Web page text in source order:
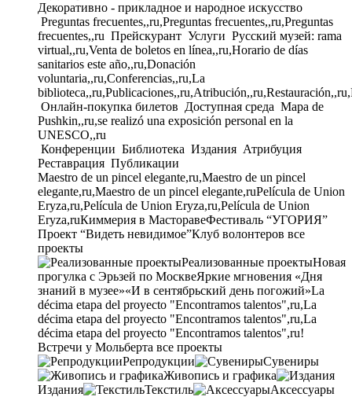
Декоративно - прикладное и народное искусство
Preguntas frecuentes,,ru,Preguntas frecuentes,,ru,Preguntas
frecuentes,,ru Прейскурант Услуги Русский музей: rama
virtual,,ru,Venta de boletos en línea,,ru,Horario de días
sanitarios este año,,ru,Donación
voluntaria,,ru,Conferencias,,ru,La
Онлайн-покупка билетов Доступная среда Mapa de
Pushkin,,ru,se realizó una exposición personal en la
UNESCO,,ru
Конференции Библиотека Издания Атрибуция
Реставрация Публикации
Maestro de un pincel elegante,ru,Maestro de un pincel
elegante,ru,Maestro de un pincel elegante,ruPelícula de Union
Eryza,ru,Película de Union Eryza,ru,Película de Union
Eryza,ruКиммерия в МасторавеФестиваль “УГОРИЯ”
Проект “Видеть невидимое”Клуб волонтеров все
проекты
Реализованные проектыНовая
прогулка с Эрьзей по МосквеЯркие мгновения «Дня
знаний в музее»«И в сентябрьский день погожий»La
décima etapa del proyecto "Encontramos talentos",ru,La
décima etapa del proyecto "Encontramos talentos",ru,La
décima etapa del proyecto "Encontramos talentos",ru!
Встречи у Мольберта все проекты
Репродукции
Сувениры
Живопись и графика
Издания
Текстиль Аксессуары